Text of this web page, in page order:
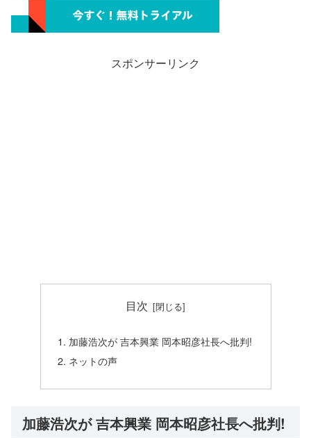
スポンサーリンク
目次
加藤浩次が 吉本興業 岡本昭彦社長へ批判!
ネットの声
加藤浩次が 吉本興業 岡本昭彦社長へ批判!